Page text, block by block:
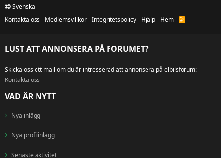
Svenska
Kontakta oss
Medlemsvillkor Integritetspolicy Hjälp Hem
R
LUST ATT ANNONSERA PÅ FORUMET?
Skicka oss ett mail om du är intresserad att annonsera på elbilsforum:
Kontakta oss
VAD ÄR NYTT
Nya inlägg
Nya profilinlägg
Senaste aktivitet